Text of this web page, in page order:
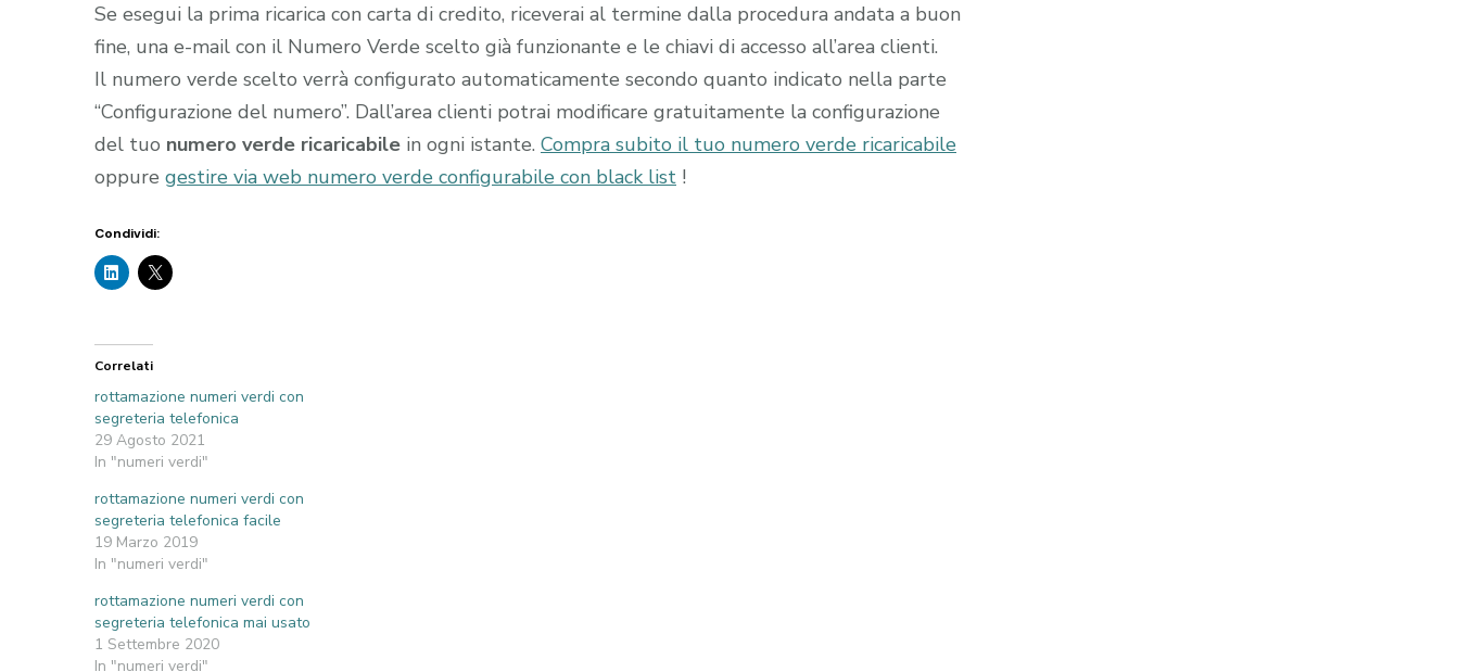
Se esegui la prima ricarica con carta di credito, riceverai al termine dalla procedura andata a buon
fine, una e-mail con il Numero Verde scelto già funzionante e le chiavi di accesso all’area clienti.
Il numero verde scelto verrà configurato automaticamente secondo quanto indicato nella parte
“Configurazione del numero”. Dall’area clienti potrai modificare gratuitamente la configurazione
del tuo numero verde ricaricabile in ogni istante. Compra subito il tuo numero verde ricaricabile
oppure gestire via web numero verde configurabile con black list !
Condividi:
Correlati
rottamazione numeri verdi con
segreteria telefonica
29 Agosto 2021
In "numeri verdi"
rottamazione numeri verdi con
segreteria telefonica facile
19 Marzo 2019
In "numeri verdi"
rottamazione numeri verdi con
segreteria telefonica mai usato
1 Settembre 2020
In "numeri verdi"